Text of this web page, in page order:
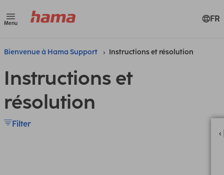
Menu FR
Bienvenue à Hama Support Instructions et résolution
Instructions et
résolution
Filter